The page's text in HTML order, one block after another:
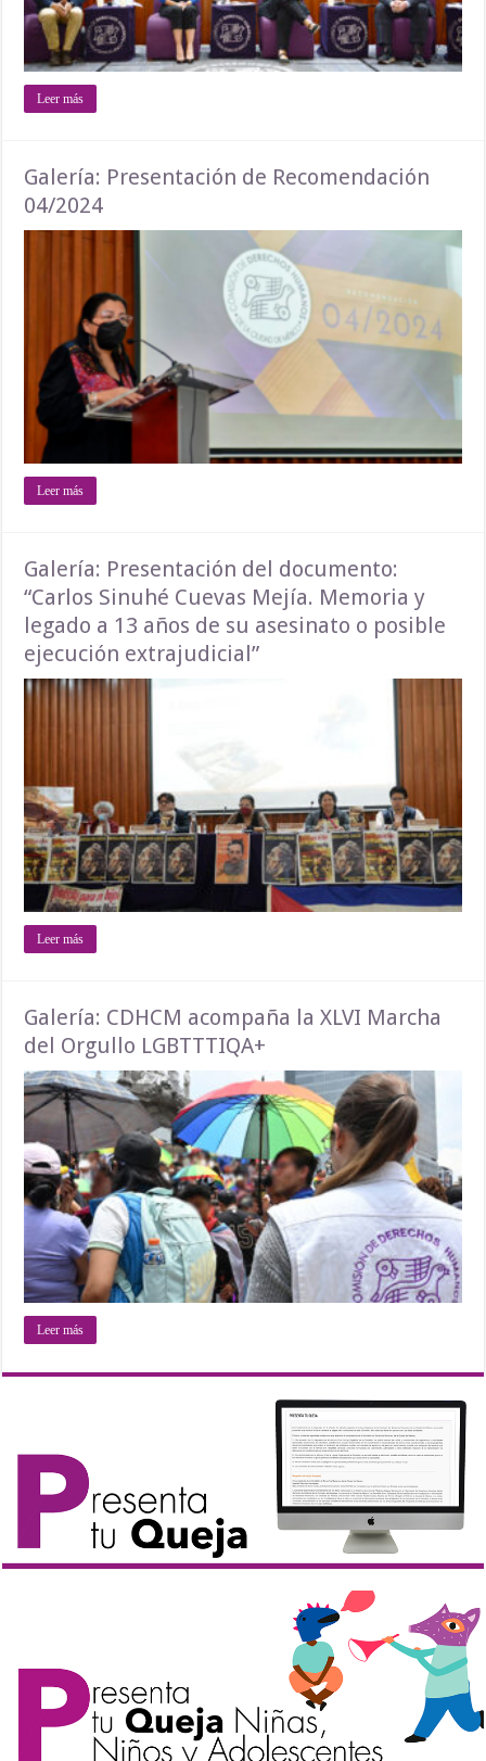
Leer más
Galería: Presentación de Recomendación
04/2024
Leer más
Galería: Presentación del documento:
“Carlos Sinuhé Cuevas Mejía. Memoria y
legado a 13 años de su asesinato o posible
ejecución extrajudicial”
Leer más
Galería: CDHCM acompaña la XLVI Marcha
del Orgullo LGBTTTIQA+
Leer más